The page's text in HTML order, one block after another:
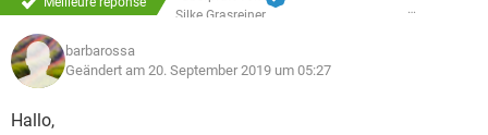
Silke Grasreiner
barbarossa
Geändert am 20. September 2019 um 05:27
Hallo,